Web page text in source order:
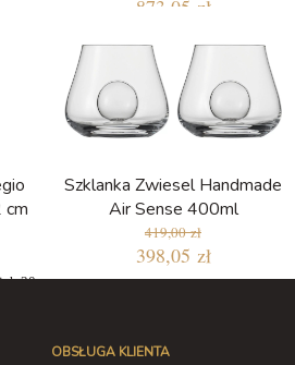
873,05 zł
cm
30
Szklanka Zwiesel Handmade
Air Sense 400ml
419,00 zł
398,05 zł
OBSŁUGA KLIENTA